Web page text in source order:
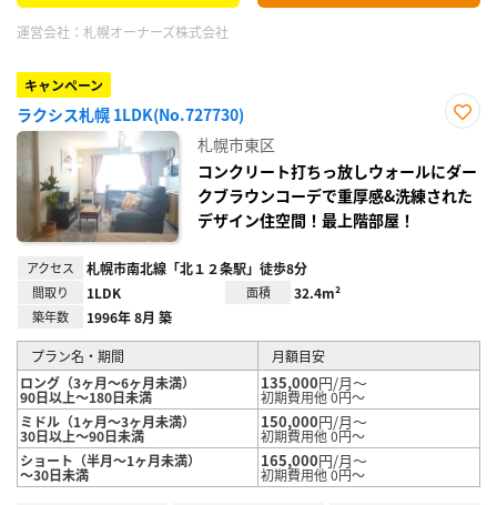
運営会社： 札幌オーナーズ株式会社
キャンペーン
ラクシス札幌 1LDK(No.727730)
り登
録
札幌市東区
コンクリート打ちっ放しウォールにダー
クブラウンコーデで重厚感&洗練された
デザイン住空間！最上階部屋！
アクセス 札幌市南北線「北１２条駅」徒歩8分
間取り 1LDK 面積 32.4m²
築年数 1996年 8月 築
プラン名・期間
月額目安
ロング（3ヶ月～6ヶ月未満）
90日以上～180日未満
135,000円/月～
初期費用他 0円～
ミドル（1ヶ月～3ヶ月未満）
30日以上～90日未満
150,000円/月～
初期費用他 0円～
ショート（半月～1ヶ月未満）
～30日未満
165,000円/月～
初期費用他 0円～